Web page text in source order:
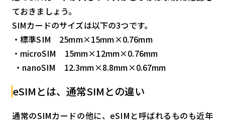
ておきましょう。
SIMカードのサイズは以下の3つです。
・標準SIM 25mm×15mm×0.76mm
・microSIM 15mm×12mm×0.76mm
・nanoSIM 12.3mm×8.8mm×0.67mm
eSIMとは、通常SIMとの違い
通常のSIMカードの他に、eSIMと呼ばれるものも近年